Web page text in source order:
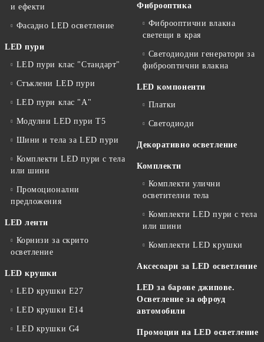
и ефекти
Фасадно LED осветление
LED пури
LED пури клас "Стандарт"
Стъклени LED пури
LED пури клас "А"
Модулни LED пури T5
Шини и тела за LED пури
Комплекти LED пури с тела
или шини
Промоционални
предложения
LED ленти
Корнизи за скрито
осветление
LED крушки
LED крушки E27
LED крушки E14
LED крушки G4
Фиброоптика
Фиброоптични влакна
светещи в края
Светодиодни генератори за
фиброоптични влакна
LED компоненти
Платки
Светодиоди
Декоративно осветление
Комплекти
Комплекти улични
осветителни тела
Комплекти LED пури с тела
или шини
Комплекти LED крушки
Аксесоари за LED осветление
LED за барове джипове.
Осветление за офроуд
автомобили
Промоции на LED осветление